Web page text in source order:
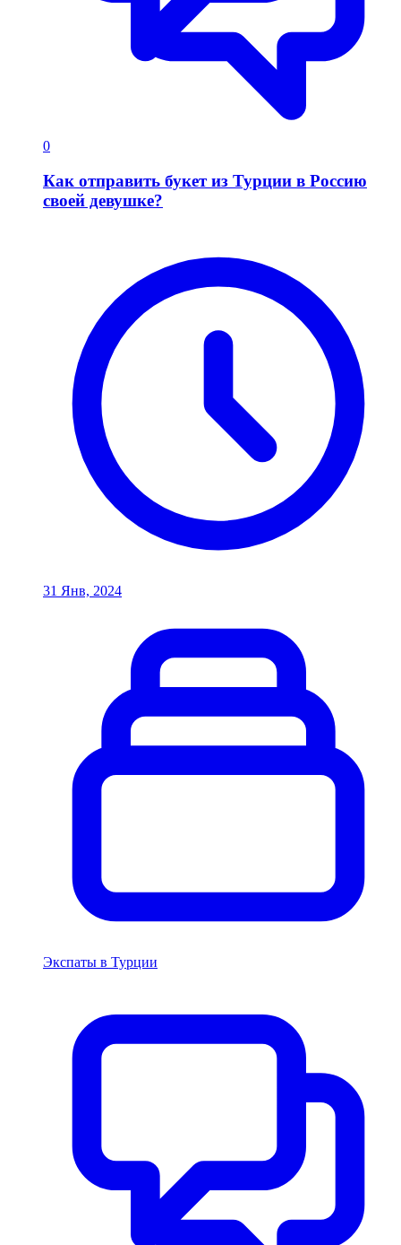
0
Как отправить букет из Турции в Россию
своей девушке?
31 Янв, 2024
Экспаты в Турции